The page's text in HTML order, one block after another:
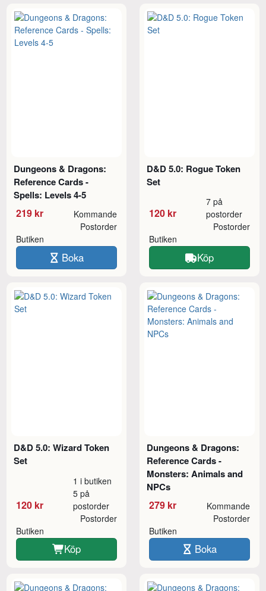
Dungeons & Dragons:
Reference Cards -
Spells: Levels 4-5
219 kr Kommande
Butiken
Postorder
Boka
D&D 5.0: Rogue Token
Set
120 kr
7 på
postorder
Butiken
Postorder
Köp
D&D 5.0: Wizard Token
Set
120 kr
1 i butiken
5 på
postorder
Butiken
Postorder
Köp
Dungeons & Dragons:
Reference Cards -
Monsters: Animals and
NPCs
279 kr Kommande
Butiken
Postorder
Boka